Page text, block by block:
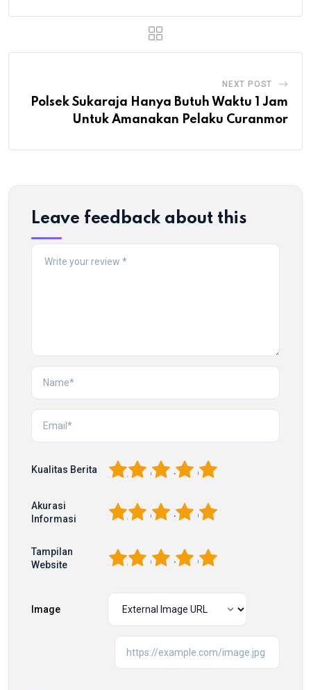
NEXT POST
Polsek Sukaraja Hanya Butuh Waktu 1 Jam
Untuk Amanakan Pelaku Curanmor
Leave feedback about this
Kualitas Berita 5
4
3
2
Akurasi
Informasi
5
4
3
2
Tampilan
Website
5
4
3
2
Image